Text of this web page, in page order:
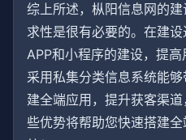
综上所述，枞阳信息网的
求性是很有必要的。在建
APP和小程序的建设，提高
采用私集分类信息系统能
建全端应用，提升获客渠
些优势将帮助您快速搭建